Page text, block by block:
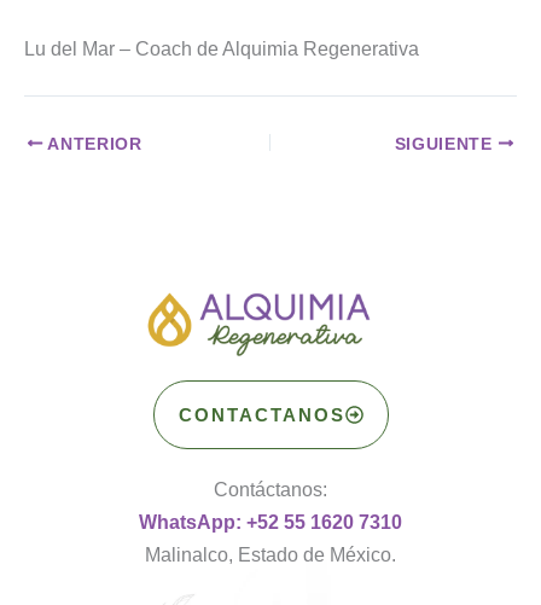
Lu del Mar – Coach de Alquimia Regenerativa
ANTERIOR SIGUIENTE
CONTACTANOS
Contáctanos:
WhatsApp: +52 55 1620 7310
Malinalco, Estado de México.